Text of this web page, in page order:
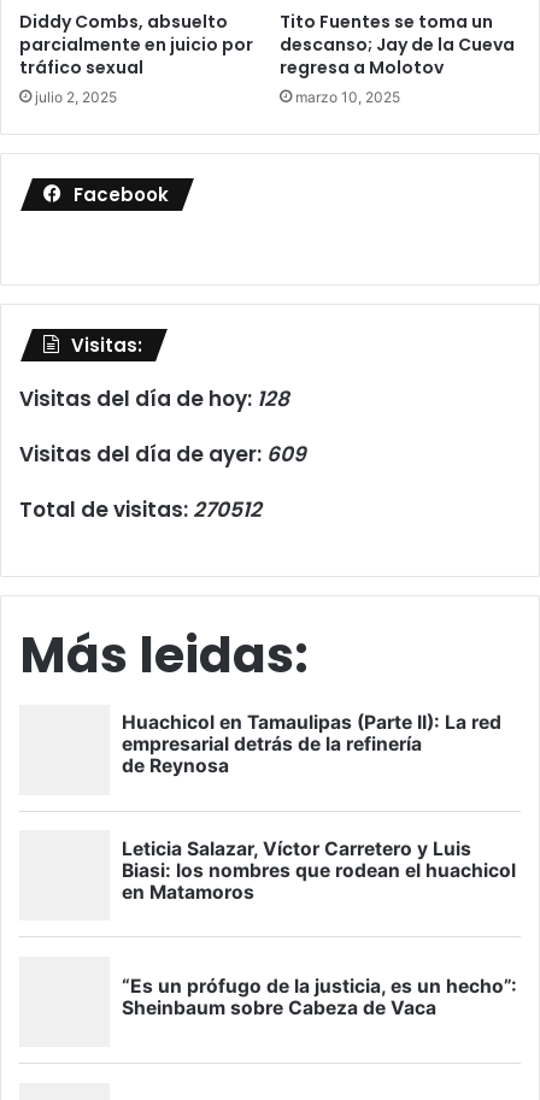
Diddy Combs, absuelto
parcialmente en juicio por
tráfico sexual
julio 2, 2025
Tito Fuentes se toma un
descanso; Jay de la Cueva
regresa a Molotov
marzo 10, 2025
Facebook
Visitas:
Visitas del día de hoy: 128
Visitas del día de ayer: 609
Total de visitas: 270512
Más leidas: